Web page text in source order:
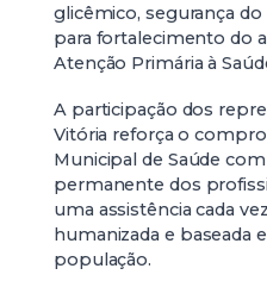
glicêmico, segurança
para fortalecimento do
Atenção Primária à
A participação dos
Vitória reforça o
Municipal de Saúde
permanente dos
uma assistência cada
humanizada e baseada
população.